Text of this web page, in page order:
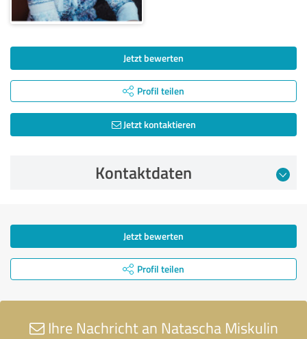
Jetzt bewerten
Profil teilen
Jetzt kontaktieren
Kontaktdaten
Jetzt bewerten
Profil teilen
Ihre Nachricht an Natascha Miskulin